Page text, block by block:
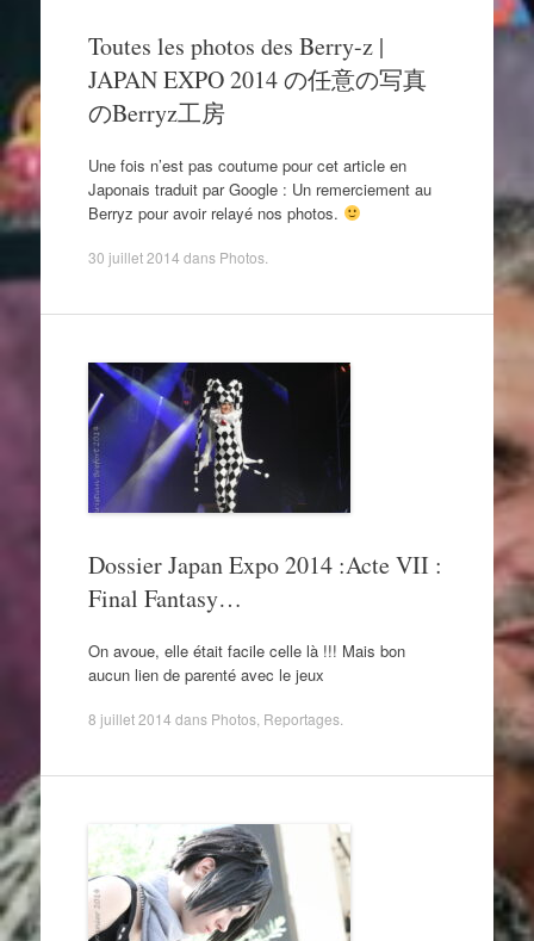
Toutes les photos des Berry-z |
JAPAN EXPO 2014 の任意の写真
のBerryz工房
Une fois n’est pas coutume pour cet article en
Japonais traduit par Google : Un remerciement au
Berryz pour avoir relayé nos photos.
30 juillet 2014 dans Photos.
Dossier Japan Expo 2014 :Acte VII :
Final Fantasy…
On avoue, elle était facile celle là !!! Mais bon
aucun lien de parenté avec le jeux
8 juillet 2014 dans Photos, Reportages.